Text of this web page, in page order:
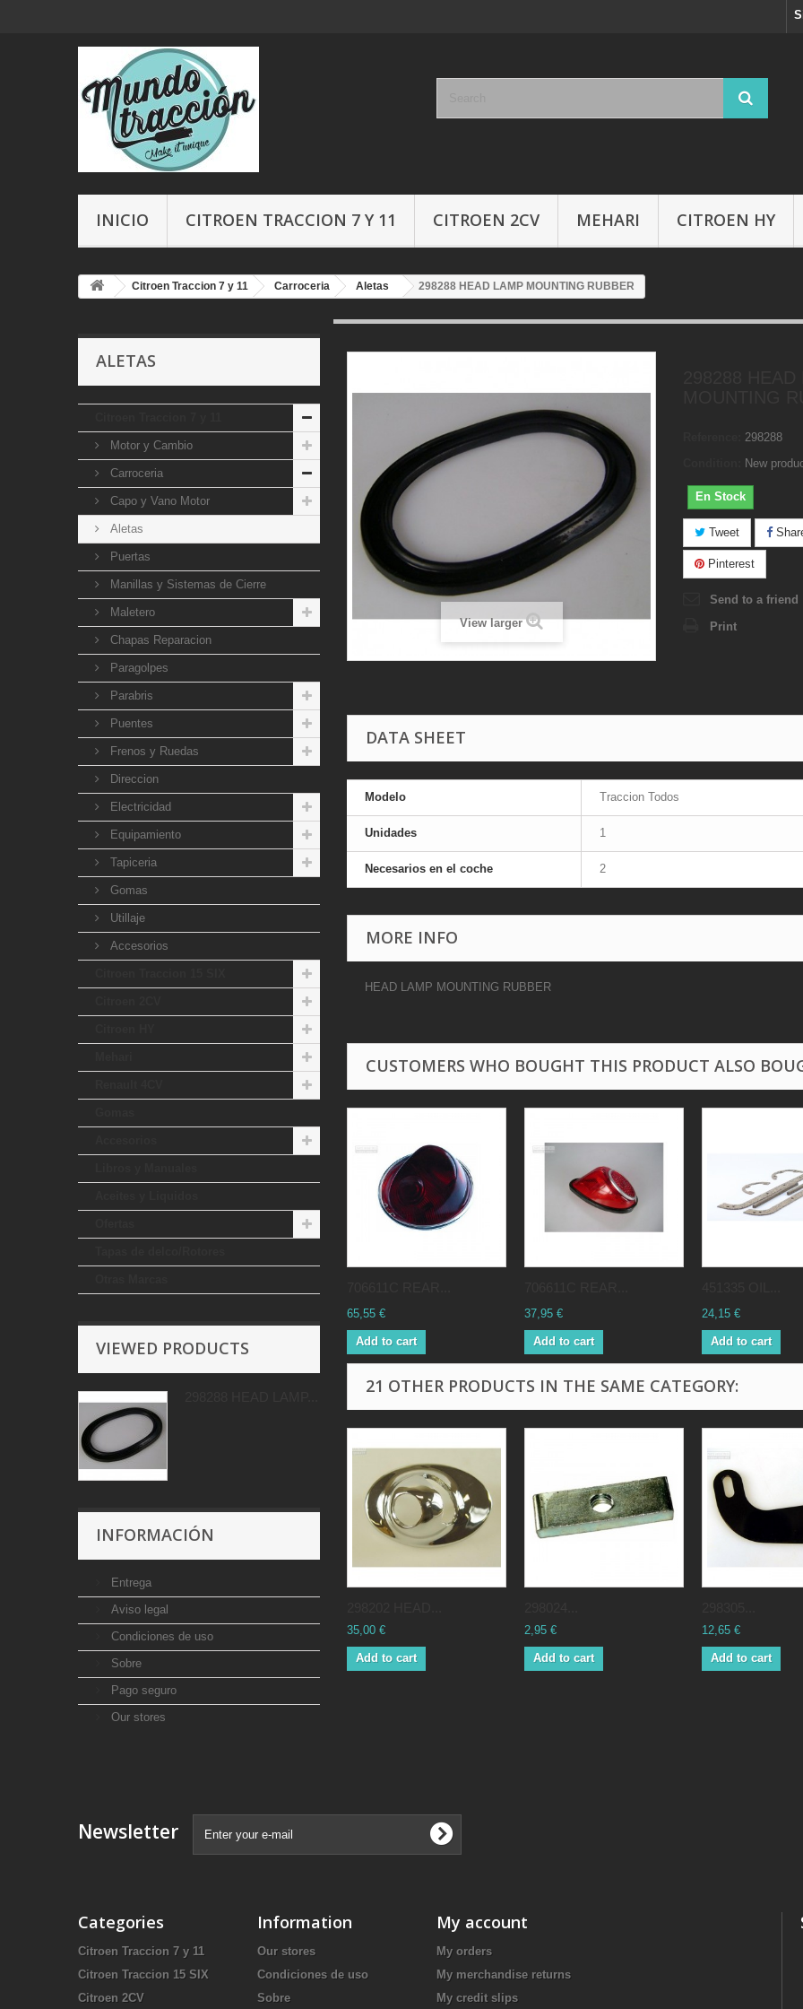
INICIO CITROEN TRACCION 7 Y 11 CITROEN 2CV MEHARI CITROEN HY
Citroen Traccion 7 y 11 Carroceria Aletas 298288 HEAD LAMP MOUNTING RUBBER
ALETAS
Motor y Cambio
Carroceria
Capo y Vano Motor
Aletas
Puertas
Manillas y Sistemas de Cierre
Maletero
Chapas Reparacion
Paragolpes
Parabris
Puentes
Frenos y Ruedas
Direccion
Electricidad
Equipamiento
Tapiceria
Gomas
Utillaje
Accesorios
VIEWED PRODUCTS
INFORMACIÓN
Entrega
Aviso legal
Condiciones de uso
Sobre
Pago seguro
Our stores
View larger
298288
New
En Stock
Tweet
Pinterest
Send to a friend
Print
DATA SHEET
Modelo Traccion Todos
Unidades 1
Necesarios en el coche 2
MORE INFO
HEAD LAMP MOUNTING RUBBER
CUSTOMERS WHO BOUGHT THIS PRODUCT ALSO
65,55 €
Add to cart
37,95 €
Add to cart
24,15 €
Add to cart
21 OTHER PRODUCTS IN THE SAME CATEGORY:
35,00 €
Add to cart
2,95 €
Add to cart
12,65 €
Add to cart
Newsletter
Categories
Citroen Traccion 7 y 11
Citroen Traccion 15 SIX
Citroen 2CV
Information
Our stores
Condiciones de uso
Sobre
My account
My orders
My merchandise returns
My credit slips